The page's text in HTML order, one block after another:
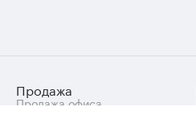
Продажа
Продажа офиса